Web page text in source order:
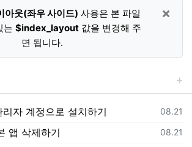
아웃(좌우 사이드) 사용은 본 파일
는 $index_layout값을 변경해 주
면 됩니다.
×
등록일
08.21
자 계정으로 설치하기
등록일
08.21
앱 삭제하기